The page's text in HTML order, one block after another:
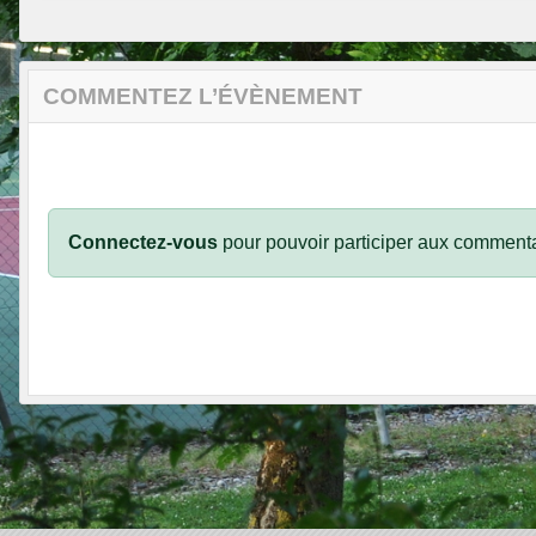
COMMENTEZ L’ÉVÈNEMENT
Connectez-vous pour pouvoir participer aux